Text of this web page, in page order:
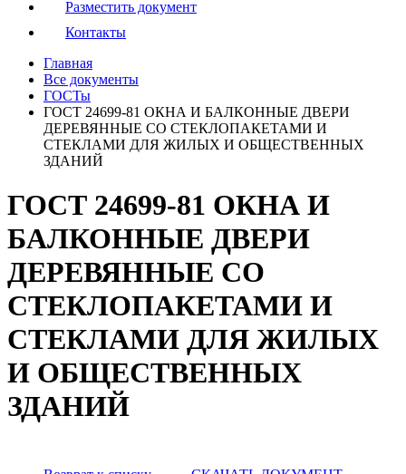
Разместить документ
Контакты
Главная
Все документы
ГОСТы
ГОСТ 24699-81 ОКНА И БАЛКОННЫЕ ДВЕРИ
ДЕРЕВЯННЫЕ СО СТЕКЛОПАКЕТАМИ И
СТЕКЛАМИ ДЛЯ ЖИЛЫХ И ОБЩЕСТВЕННЫХ
ЗДАНИЙ
ГОСТ 24699-81 ОКНА И
БАЛКОННЫЕ ДВЕРИ
ДЕРЕВЯННЫЕ СО
СТЕКЛОПАКЕТАМИ И
СТЕКЛАМИ ДЛЯ ЖИЛЫХ
И ОБЩЕСТВЕННЫХ
ЗДАНИЙ